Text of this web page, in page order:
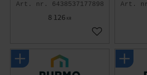
6438537177898
8 126 KR
Gem som favorit